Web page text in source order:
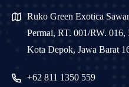
Ruko Green Exotica
Permai, RT. 001/RW.
Kota Depok, Jawa Barat
+62 811 1350 559